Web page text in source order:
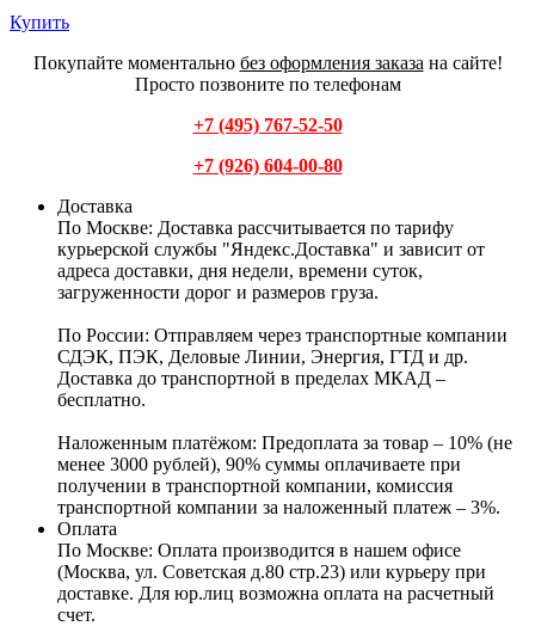
Купить
Покупайте моментально без оформления заказа на сайте!
Просто позвоните по телефонам
+7 (495) 767-52-50
+7 (926) 604-00-80
Доставка
По Москве: Доставка рассчитывается по тарифу
курьерской службы "Яндекс.Доставка" и зависит от
адреса доставки, дня недели, времени суток,
загруженности дорог и размеров груза.
По России: Отправляем через транспортные компании
СДЭК, ПЭК, Деловые Линии, Энергия, ГТД и др.
Доставка до транспортной в пределах МКАД –
бесплатно.
Наложенным платёжом: Предоплата за товар – 10% (не
менее 3000 рублей), 90% суммы оплачиваете при
получении в транспортной компании, комиссия
транспортной компании за наложенный платеж – 3%.
Оплата
По Москве: Оплата производится в нашем офисе
(Москва, ул. Советская д.80 стр.23) или курьеру при
доставке. Для юр.лиц возможна оплата на расчетный
счет.